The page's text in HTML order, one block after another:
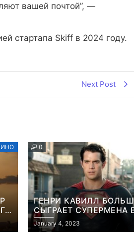
вашей почтой”, —
стартапа Skiff в 2024 году.
Next Post
0
ГЕНРИ КАВИЛЛ
СЫГРАЕТ СУПЕРМЕНА
ФИЛЬМЕ ДЖЕЙМСА
January 4, 2023